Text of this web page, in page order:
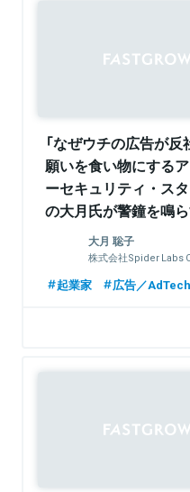
「なぜウチの広告が
願いを食い物にする
ーセキュリティ・ス
の大月氏が警鐘を鳴
大月 聡子
株式会社Spider Labs
2011年大学院物理学専攻を
CEOに就任。受託開発事業
ース。2021年9月には総額
起業家 広告／AdTech